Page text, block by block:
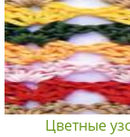
Цветные